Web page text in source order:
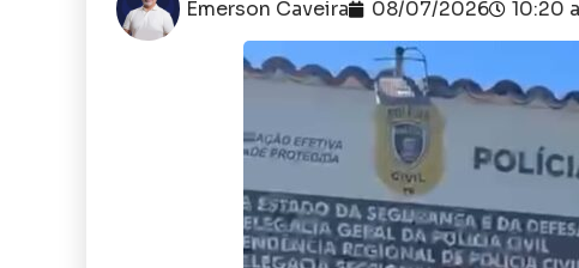
Emerson Caveira 08/07/2026 10:20